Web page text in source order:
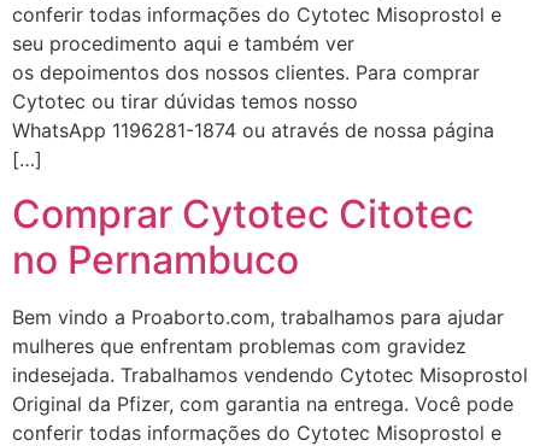
conferir todas informações do Cytotec Misoprostol e
seu procedimento aqui e também ver
os depoimentos dos nossos clientes. Para comprar
Cytotec ou tirar dúvidas temos nosso
WhatsApp 1196281-1874 ou através de nossa página
[…]
Comprar Cytotec Citotec
no Pernambuco
Bem vindo a Proaborto.com, trabalhamos para ajudar
mulheres que enfrentam problemas com gravidez
indesejada. Trabalhamos vendendo Cytotec Misoprostol
Original da Pfizer, com garantia na entrega. Você pode
conferir todas informações do Cytotec Misoprostol e
... (1998989**** em
http://www.proaborto.com)
"só de ter dúvida já é uma
resposta" muito isso, disse tudo
22/05/2026 16:35:20
Helly
Eu estou preparada em varias
áreas mas psicologicamente p ter
sozinha nao estou
22/05/2026 17:09:20